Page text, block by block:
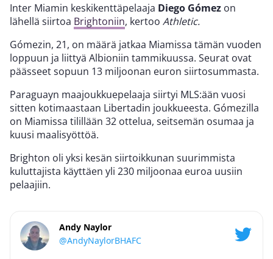
Inter Miamin keskikenttäpelaaja Diego Gómez on
lähellä siirtoa Brightoniin, kertoo Athletic.
Gómezin, 21, on määrä jatkaa Miamissa tämän vuoden
loppuun ja liittyä Albioniin tammikuussa. Seurat ovat
päässeet sopuun 13 miljoonan euron siirtosummasta.
Paraguayn maajoukkuepelaaja siirtyi MLS:ään vuosi
sitten kotimaastaan Libertadin joukkueesta. Gómezilla
on Miamissa tilillään 32 ottelua, seitsemän osumaa ja
kuusi maalisyöttöä.
Brighton oli yksi kesän siirtoikkunan suurimmista
kuluttajista käyttäen yli 230 miljoonaa euroa uusiin
pelaajiin.
Andy Naylor
@AndyNaylorBHAFC